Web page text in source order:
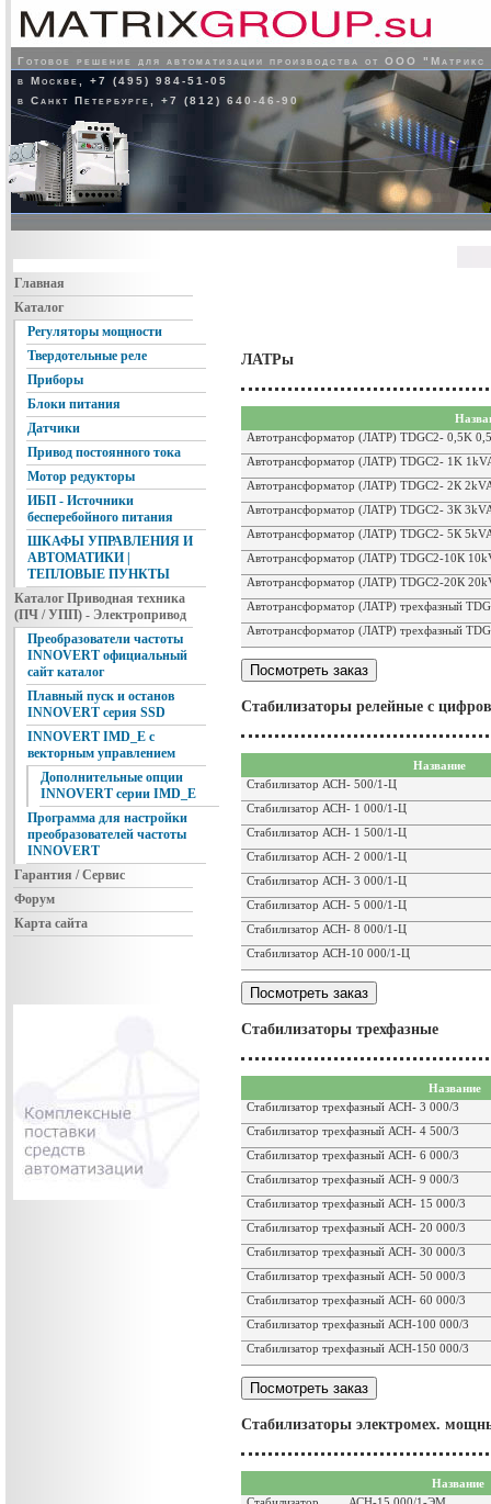
Готовое решение для автоматизации производства от ООО "Матрикс
в Москве, +7 (495) 984-51-05
в Санкт Петербурге, +7 (812) 640-46-90
Главная
Каталог
Регуляторы мощности
Твердотельные реле
Приборы
Блоки питания
Датчики
Привод постоянного тока
Мотор редукторы
ИБП - Источники
бесперебойного питания
ШКАФЫ УПРАВЛЕНИЯ И
АВТОМАТИКИ |
ТЕПЛОВЫЕ ПУНКТЫ
Каталог Приводная техника
(ПЧ / УПП) - Электропривод
Преобразователи частоты
INNOVERT официальный
сайт каталог
Плавный пуск и останов
INNOVERT серия SSD
INNOVERT IMD_E с
векторным управлением
Дополнительные опции
INNOVERT серии IMD_E
Программа для настройки
преобразователей частоты
INNOVERT
Гарантия / Сервис
Форум
Карта сайта
ЛАТРы
Автотрансформатор (ЛАТР) TDGC2- 0,5K
Автотрансформатор (ЛАТР) TDGC2- 1K
Автотрансформатор (ЛАТР) TDGC2- 2К
Автотрансформатор (ЛАТР) TDGC2- 3К
Автотрансформатор (ЛАТР) TDGC2- 5К
Автотрансформатор (ЛАТР) TDGC2-10К
Автотрансформатор (ЛАТР) TDGC2-20К
Автотрансформатор (ЛАТР) трехфазный
Автотрансформатор (ЛАТР) трехфазный
Стабилизаторы релейные с
Название
Стабилизатор АСН- 500/1-Ц
Стабилизатор АСН- 1 000/1-Ц
Стабилизатор АСН- 1 500/1-Ц
Стабилизатор АСН- 2 000/1-Ц
Стабилизатор АСН- 3 000/1-Ц
Стабилизатор АСН- 5 000/1-Ц
Стабилизатор АСН- 8 000/1-Ц
Стабилизатор АСН-10 000/1-Ц
Стабилизаторы трехфазные
Название
Стабилизатор трехфазный АСН- 3 000/3
Стабилизатор трехфазный АСН- 4 500/3
Стабилизатор трехфазный АСН- 6 000/3
Стабилизатор трехфазный АСН- 9 000/3
Стабилизатор трехфазный АСН- 15 000/3
Стабилизатор трехфазный АСН- 20 000/3
Стабилизатор трехфазный АСН- 30 000/3
Стабилизатор трехфазный АСН- 50 000/3
Стабилизатор трехфазный АСН- 60 000/3
Стабилизатор трехфазный АСН-100 000/3
Стабилизатор трехфазный АСН-150 000/3
Стабилизаторы электромех.
Название